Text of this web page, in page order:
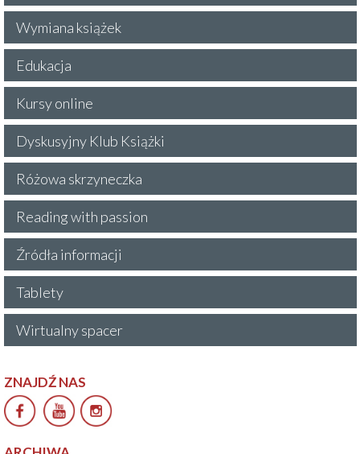
Wymiana książek
Edukacja
Kursy online
Dyskusyjny Klub Książki
Różowa skrzyneczka
Reading with passion
Źródła informacji
Tablety
Wirtualny spacer
ZNAJDŹ NAS